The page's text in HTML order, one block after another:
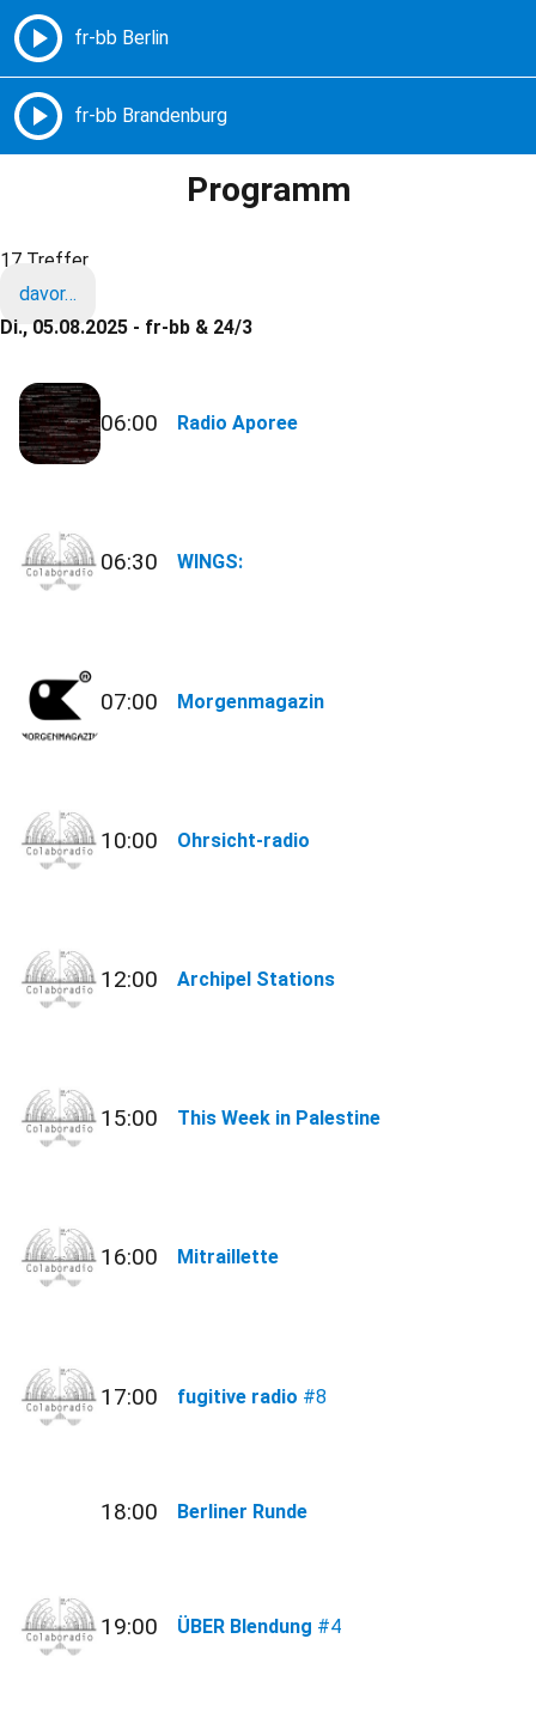
Freie Radios – Berlin Brandenburg
Programm
17 Treffer
davor…
Di., 05.08.2025 - fr-bb & 24/3
06:00 Radio Aporee
06:30 WINGS:
07:00 Morgenmagazin
10:00 Ohrsicht-radio
12:00 Archipel Stations
15:00 This Week in Palestine
16:00 Mitraillette
17:00 fugitive radio #8
18:00 Berliner Runde
19:00 ÜBER Blendung #4